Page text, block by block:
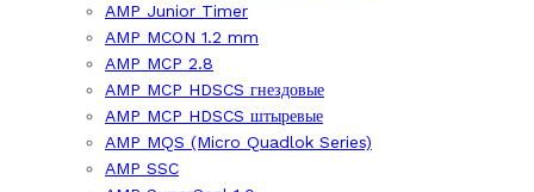
AMP Junior Timer
AMP MCON 1.2 mm
AMP MCP 2.8
AMP MCP HDSCS гнездовые
AMP MCP HDSCS штыревые
AMP MQS (Micro Quadlok Series)
AMP SSC